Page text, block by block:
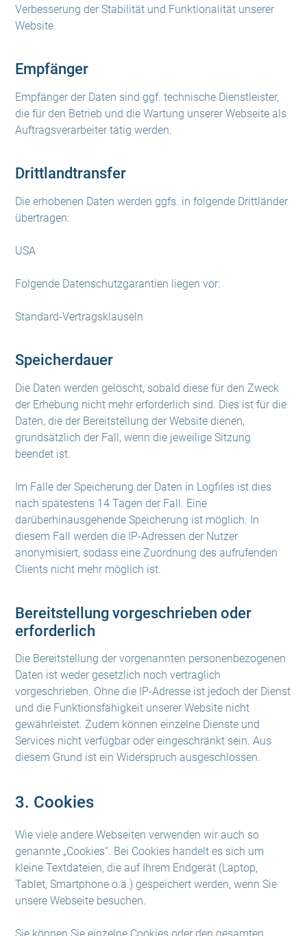
Verbesserung der Stabilität und Funktionalität unserer
Website.
Empfänger
Empfänger der Daten sind ggf. technische Dienstleister,
die für den Betrieb und die Wartung unserer Webseite als
Auftragsverarbeiter tätig werden.
Drittlandtransfer
Die erhobenen Daten werden ggfs. in folgende Drittländer
übertragen:
USA
Folgende Datenschutzgarantien liegen vor:
Standard-Vertragsklauseln
Speicherdauer
Die Daten werden gelöscht, sobald diese für den Zweck
der Erhebung nicht mehr erforderlich sind. Dies ist für die
Daten, die der Bereitstellung der Website dienen,
grundsätzlich der Fall, wenn die jeweilige Sitzung
beendet ist.
Im Falle der Speicherung der Daten in Logfiles ist dies
nach spätestens 14 Tagen der Fall. Eine
darüberhinausgehende Speicherung ist möglich. In
diesem Fall werden die IP-Adressen der Nutzer
anonymisiert, sodass eine Zuordnung des aufrufenden
Clients nicht mehr möglich ist.
Bereitstellung vorgeschrieben oder
erforderlich
Die Bereitstellung der vorgenannten personenbezogenen
Daten ist weder gesetzlich noch vertraglich
vorgeschrieben. Ohne die IP-Adresse ist jedoch der Dienst
und die Funktionsfähigkeit unserer Website nicht
gewährleistet. Zudem können einzelne Dienste und
Services nicht verfügbar oder eingeschränkt sein. Aus
diesem Grund ist ein Widerspruch ausgeschlossen.
3. Cookies
Wie viele andere Webseiten verwenden wir auch so
genannte „Cookies“. Bei Cookies handelt es sich um
kleine Textdateien, die auf Ihrem Endgerät (Laptop,
Tablet, Smartphone o.ä.) gespeichert werden, wenn Sie
unsere Webseite besuchen.